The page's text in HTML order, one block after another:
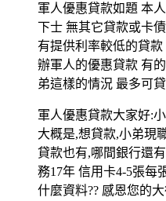
軍人優惠貸款如題 本
下士 無其它貸款或卡
有提供利率較低的貸
辦軍人的優惠貸款 有
弟這樣的情況 最多可
軍人優惠貸款大家好:
大概是,想貸款,小弟現
貸款也有,哪間銀行還
務17年 信用卡4-5張每
什麼資料?? 感恩您的